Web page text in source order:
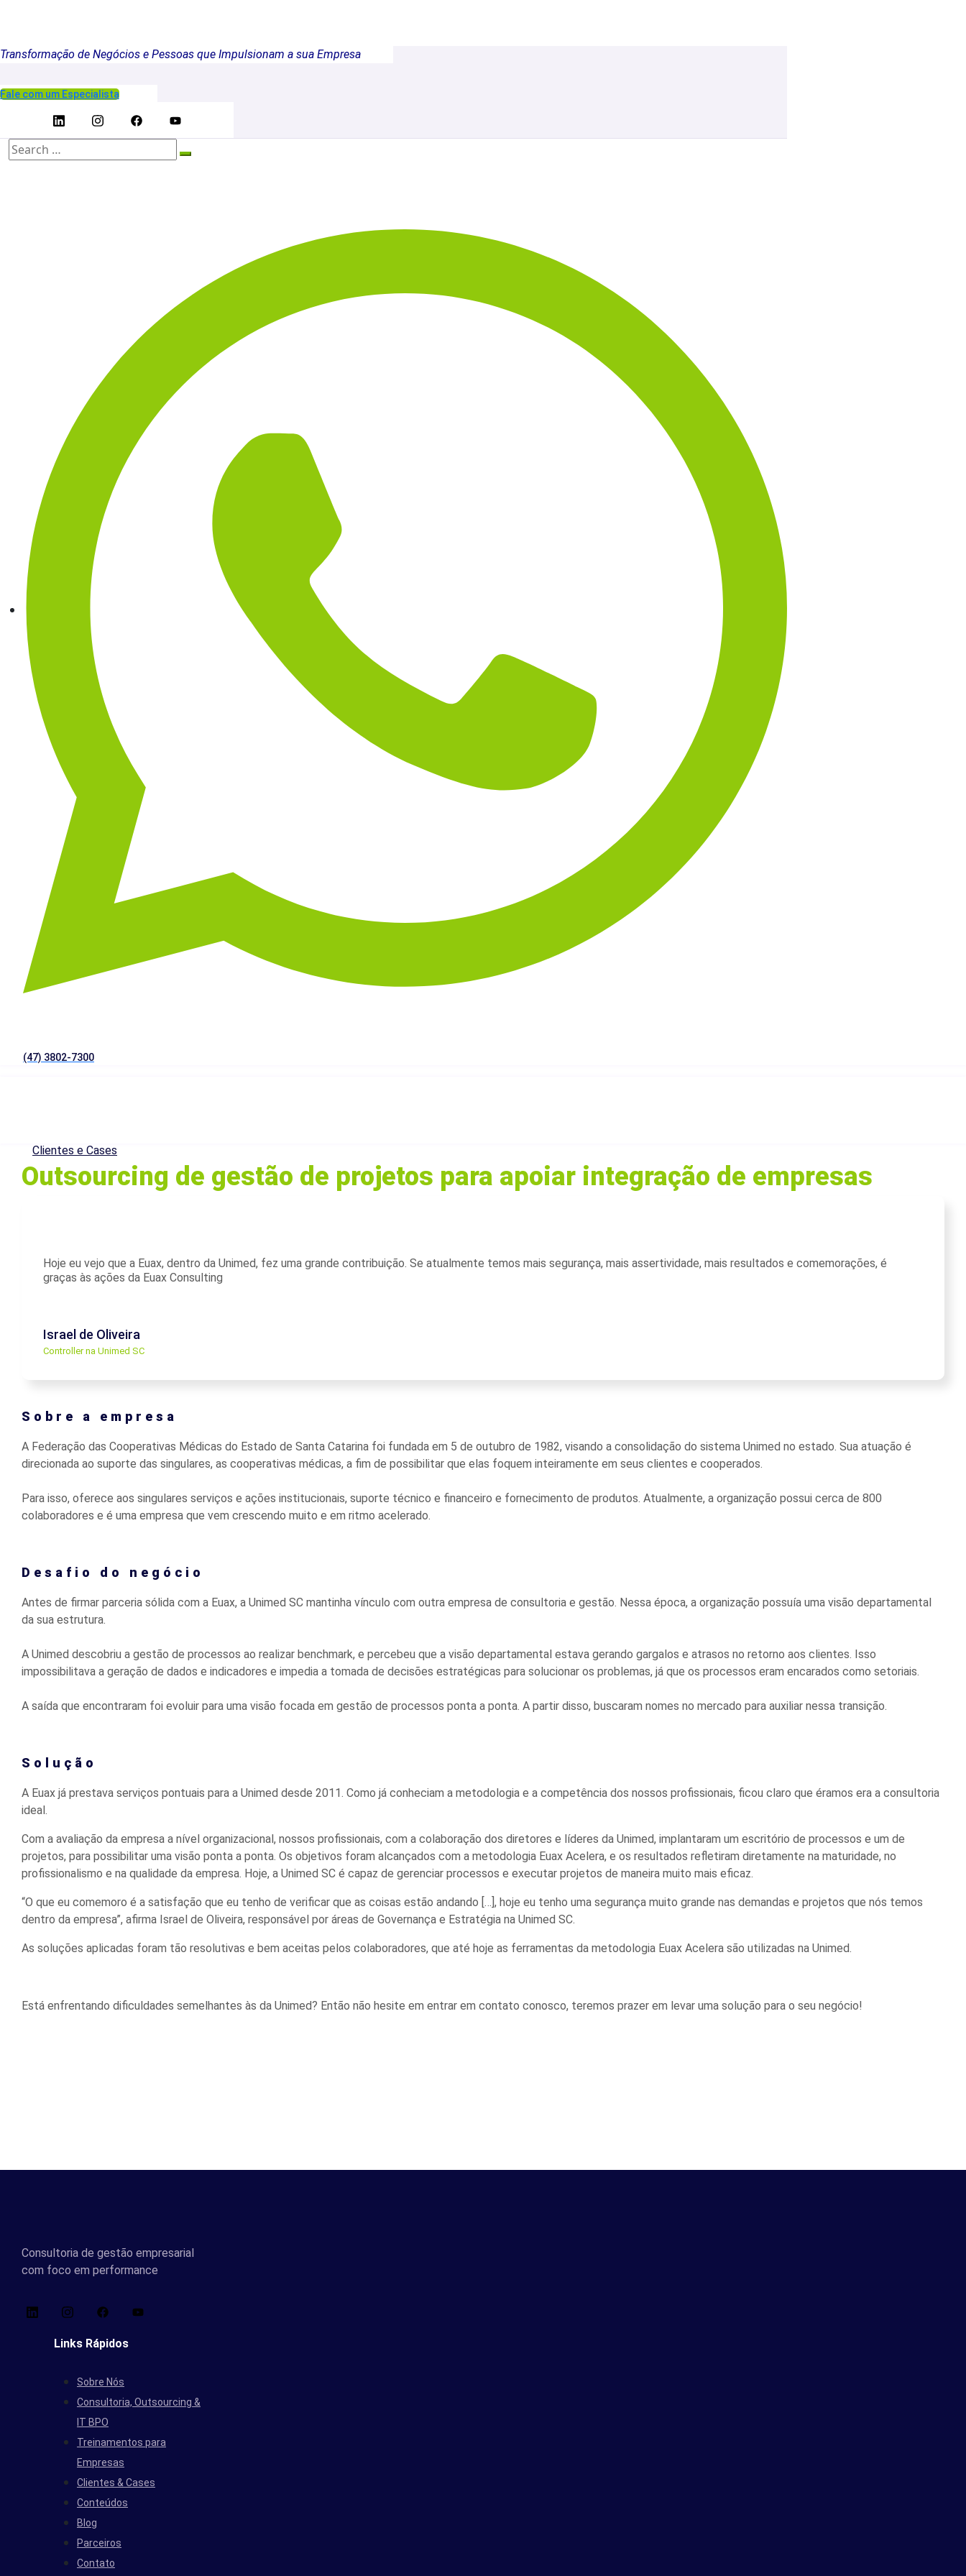
Transformação de Negócios e Pessoas que Impulsionam a sua Empresa
Fale com um Especialista
(47) 3802-7300
Clientes e Cases
Outsourcing de gestão de projetos para apoiar integração de empresas
Hoje eu vejo que a Euax, dentro da Unimed, fez uma grande contribuição. Se atualmente temos mais segurança, mais assertividade, mais resultados e comemorações, é
graças às ações da Euax Consulting
Israel de Oliveira
Controller na Unimed SC
Sobre a empresa
A Federação das Cooperativas Médicas do Estado de Santa Catarina foi fundada em 5 de outubro de 1982, visando a consolidação do sistema Unimed no estado. Sua atuação é
direcionada ao suporte das singulares, as cooperativas médicas, a fim de possibilitar que elas foquem inteiramente em seus clientes e cooperados.
Para isso, oferece aos singulares serviços e ações institucionais, suporte técnico e financeiro e fornecimento de produtos. Atualmente, a organização possui cerca de 800
colaboradores e é uma empresa que vem crescendo muito e em ritmo acelerado.
Desafio do negócio
Antes de firmar parceria sólida com a Euax, a Unimed SC mantinha vínculo com outra empresa de consultoria e gestão. Nessa época, a organização possuía uma visão departamental
da sua estrutura.
A Unimed descobriu a gestão de processos ao realizar benchmark, e percebeu que a visão departamental estava gerando gargalos e atrasos no retorno aos clientes. Isso
impossibilitava a geração de dados e indicadores e impedia a tomada de decisões estratégicas para solucionar os problemas, já que os processos eram encarados como setoriais.
A saída que encontraram foi evoluir para uma visão focada em gestão de processos ponta a ponta. A partir disso, buscaram nomes no mercado para auxiliar nessa transição.
Solução
A Euax já prestava serviços pontuais para a Unimed desde 2011. Como já conheciam a metodologia e a competência dos nossos profissionais, ficou claro que éramos era a consultoria
ideal.
Com a avaliação da empresa a nível organizacional, nossos profissionais, com a colaboração dos diretores e líderes da Unimed, implantaram um escritório de processos e um de
projetos, para possibilitar uma visão ponta a ponta. Os objetivos foram alcançados com a metodologia Euax Acelera, e os resultados refletiram diretamente na maturidade, no
profissionalismo e na qualidade da empresa. Hoje, a Unimed SC é capaz de gerenciar processos e executar projetos de maneira muito mais eficaz.
“O que eu comemoro é a satisfação que eu tenho de verificar que as coisas estão andando […], hoje eu tenho uma segurança muito grande nas demandas e projetos que nós temos
dentro da empresa”, afirma Israel de Oliveira, responsável por áreas de Governança e Estratégia na Unimed SC.
As soluções aplicadas foram tão resolutivas e bem aceitas pelos colaboradores, que até hoje as ferramentas da metodologia Euax Acelera são utilizadas na Unimed.
Está enfrentando dificuldades semelhantes às da Unimed? Então não hesite em entrar em contato conosco, teremos prazer em levar uma solução para o seu negócio!
Consultoria de gestão empresarial
com foco em performance
Links Rápidos
Sobre Nós
Consultoria, Outsourcing &
IT BPO
Treinamentos para
Empresas
Clientes & Cases
Conteúdos
Blog
Parceiros
Contato